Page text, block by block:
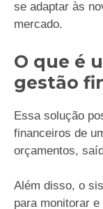
se adaptar às
mercado.
O que é
gestão
Essa solução
financeiros de
orçamentos,
Além disso, o
para monitorar